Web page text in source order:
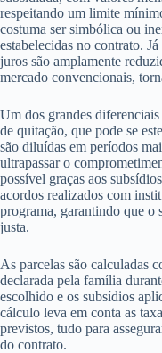
respeitando um limite
costuma ser simbólica ou
estabelecidas no contrato.
juros são amplamente
mercado convencionais,
Um dos grandes
de quitação, que pode se
são diluídas em períodos
ultrapassar o
possível graças aos
acordos realizados com
programa, garantindo que o
justa.
As parcelas são calculadas
declarada pela família
escolhido e os subsídios
cálculo leva em conta as
previstos, tudo para
do contrato.